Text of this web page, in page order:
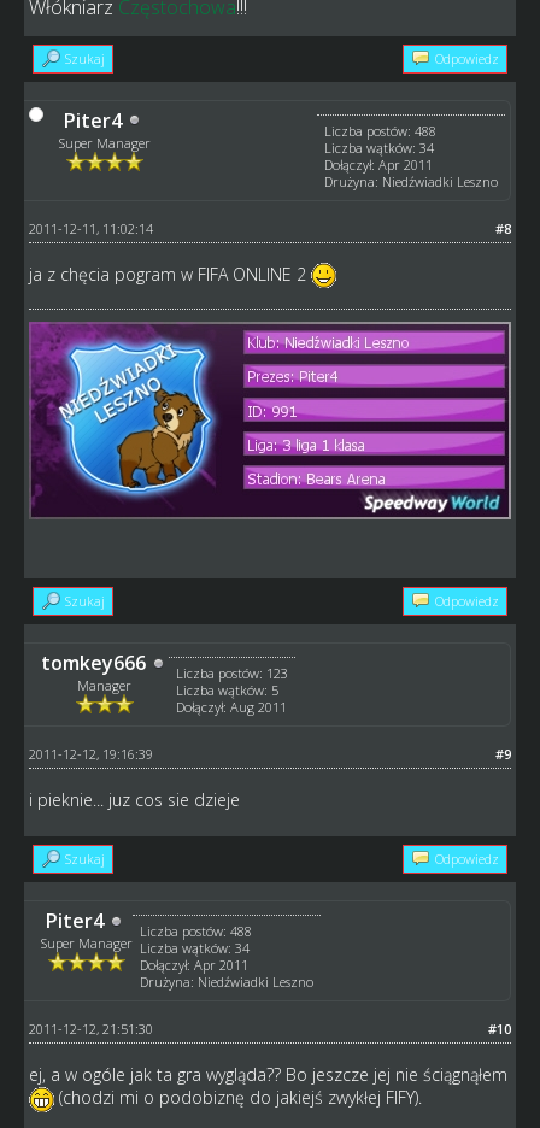
Włókniarz Częstochowa!!!
Szukaj Odpowiedz
Piter4
Super Manager
Liczba postów: 488
Liczba wątków: 34
Dołączył: Apr 2011
Drużyna: Niedźwiadki Leszno
#8
2011-12-11, 11:02:14
ja z chęcia pogram w FIFA ONLINE 2
Szukaj Odpowiedz
tomkey666
Manager
Liczba postów: 123
Liczba wątków: 5
Dołączył: Aug 2011
#9
2011-12-12, 19:16:39
i pieknie... juz cos sie dzieje
Szukaj Odpowiedz
Piter4
Super Manager
Liczba postów: 488
Liczba wątków: 34
Dołączył: Apr 2011
Drużyna: Niedźwiadki Leszno
#10
2011-12-12, 21:51:30
ej, a w ogóle jak ta gra wygląda?? Bo jeszcze jej nie ściągnąłem
(chodzi mi o podobiznę do jakiejś zwykłej FIFY).